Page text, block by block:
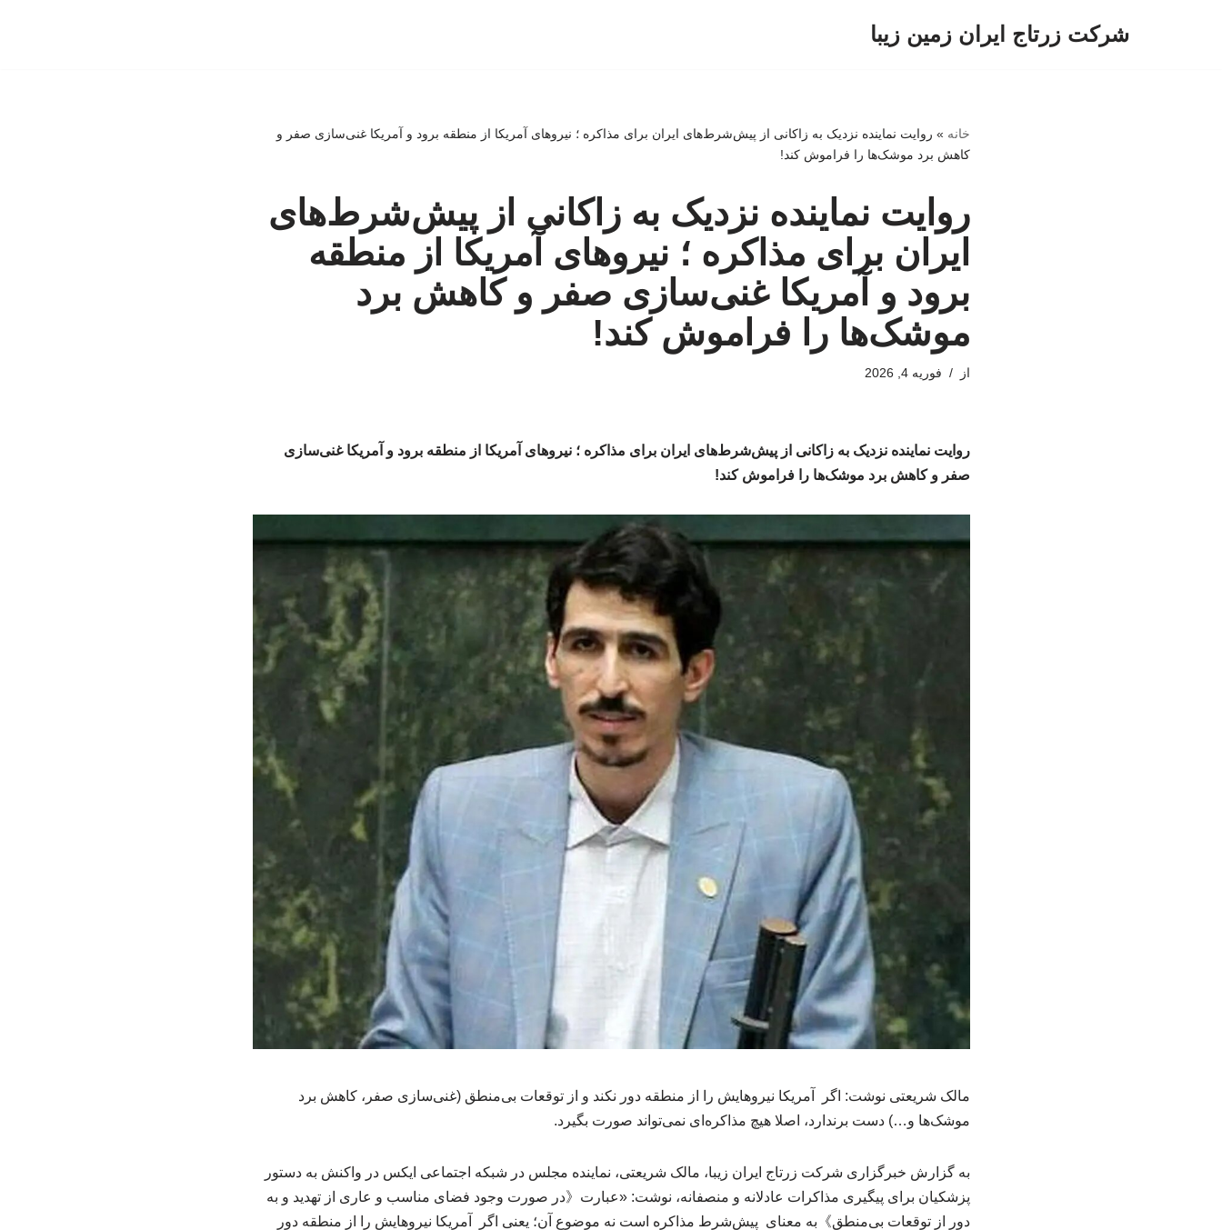
شرکت زرتاج ایران زمین زیبا
خانه » روایت نماینده نزدیک به زاکانی از پیش‌شرط‌های ایران برای مذاکره ؛ نیروهای آمریکا از منطقه برود و آمریکا غنی‌سازی صفر و
کاهش برد موشک‌ها را فراموش کند!
روایت نماینده نزدیک به زاکانی از پیش‌شرط‌های
ایران برای مذاکره ؛ نیروهای آمریکا از منطقه
برود و آمریکا غنی‌سازی صفر و کاهش برد
موشک‌ها را فراموش کند!
از فوریه 4, 2026
روایت نماینده نزدیک به زاکانی از پیش‌شرط‌های ایران برای مذاکره ؛ نیروهای آمریکا از منطقه برود و آمریکا غنی‌سازی
صفر و کاهش برد موشک‌ها را فراموش کند!
مالک شریعتی نوشت: اگر آمریکا نیروهایش را از منطقه دور نکند و از توقعات بی‌منطق (غنی‌سازی صفر، کاهش برد
موشک‌ها و…) دست برندارد، اصلا هیچ مذاکره‌ای نمی‌تواند صورت بگیرد.
به گزارش خبرگزاری شرکت زرتاج ایران زیبا، مالک شریعتی، نماینده مجلس در شبکه اجتماعی ایکس در واکنش به دستور
پزشکیان برای پیگیری مذاکرات عادلانه و منصفانه، نوشت: «عبارت《در صورت وجود فضای مناسب و عاری از تهدید و به
دور از توقعات بی‌منطق》به معنای پیش‌شرط مذاکره است نه موضوع آن؛ یعنی اگر آمریکا نیروهایش را از منطقه دور